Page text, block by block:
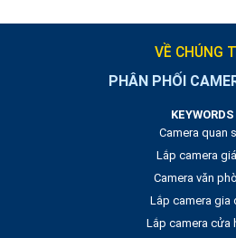
VỀ CHÚNG
PHÂN PHỐI
KEYWORDS
Camera quan
Lắp camera
Camera văn
Lắp camera gia
Lắp camera cửa